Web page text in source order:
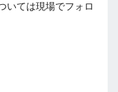
いては現場でフォロ